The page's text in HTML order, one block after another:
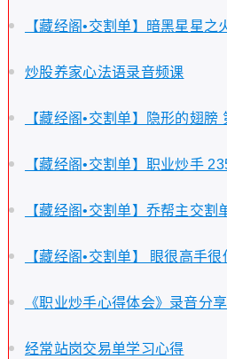
【藏经阁•交割单】暗黑星星之
炒股养家心法语录音频课
【藏经阁•交割单】隐形的翅膀
【藏经阁•交割单】职业炒手
【藏经阁•交割单】乔帮主交割
【藏经阁•交割单】 眼很高手很
《职业炒手心得体会》录音分享
经常站岗交易单学习心得